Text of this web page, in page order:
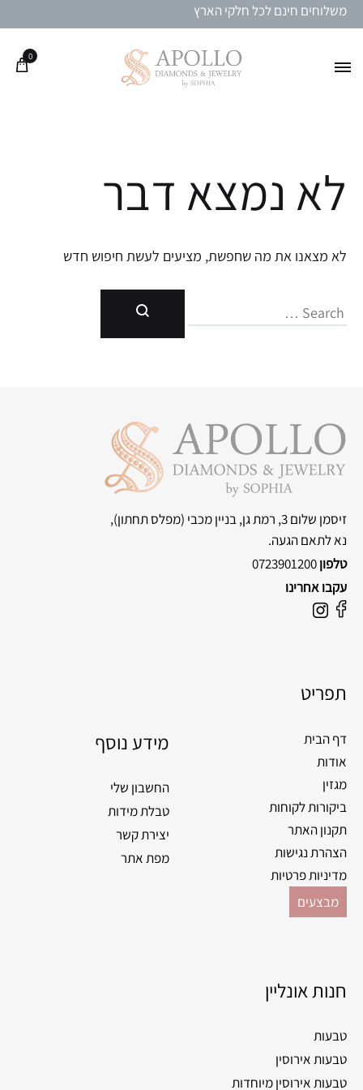
משלוחים חינם לכל חלקי הארץ
0
לא נמצא דבר
לא מצאנו את מה שחפשת, מציעים לעשת חיפוש חדש
זיסמן שלום 3, רמת גן, בניין מכבי
(מפלס תחתון),
נא לתאם הגעה.
טלפון0723901200
עקבו אחרינו
F
b
o
k
I
a
r
a
m
תפריט
דף הבית
אודות
מגזין
ביקורות לקוחות
תקנון האתר
הצהרת נגישות
מדיניות פרטיות
מבצעים
מידע נוסף
החשבון שלי
טבלת מידות
יצירת קשר
מפת אתר
חנות אונליין
טבעות
טבעות אירוסין
טבעות אירוסין מיוחדות